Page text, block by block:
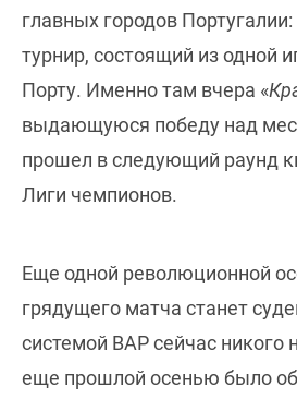
главных городов Португалии:
турнир, состоящий из одной
Порту. Именно там вчера «
выдающуюся победу над
прошел в следующий раунд
Лиги чемпионов.
Еще одной революционной
грядущего матча станет
системой ВАР сейчас никого
еще прошлой осенью было